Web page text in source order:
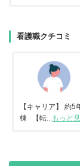
看護職クチコミ
【キャリア】 約
棟 【転...もっと